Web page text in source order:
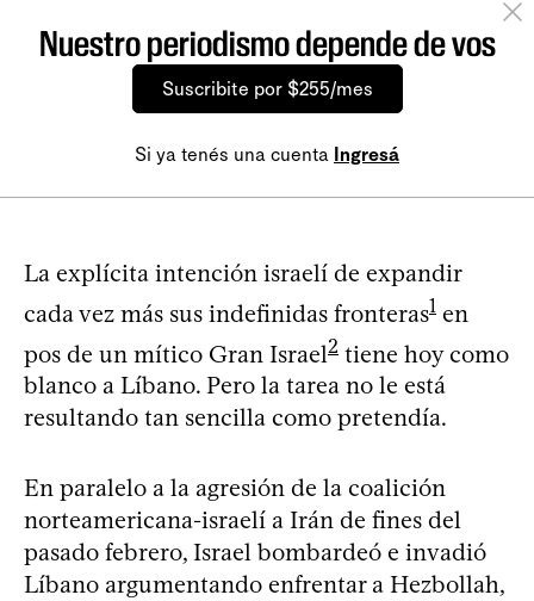
Nuestro periodismo depende de vos
Suscribite por $255/mes
Si ya tenés una cuenta Ingresá
La explícita intención israelí de expandir
cada vez más sus indefinidas fronteras1 en
pos de un mítico Gran Israel2 tiene hoy como
blanco a Líbano. Pero la tarea no le está
resultando tan sencilla como pretendía.
En paralelo a la agresión de la coalición
norteamericana-israelí a Irán de fines del
pasado febrero, Israel bombardeó e invadió
Líbano argumentando enfrentar a Hezbollah,